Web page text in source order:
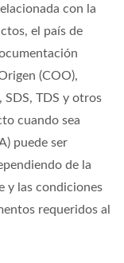
con la
el país de
(COO),
SDS, TDS y otros
cuando sea
puede ser
de la
y las condiciones
requeridos al